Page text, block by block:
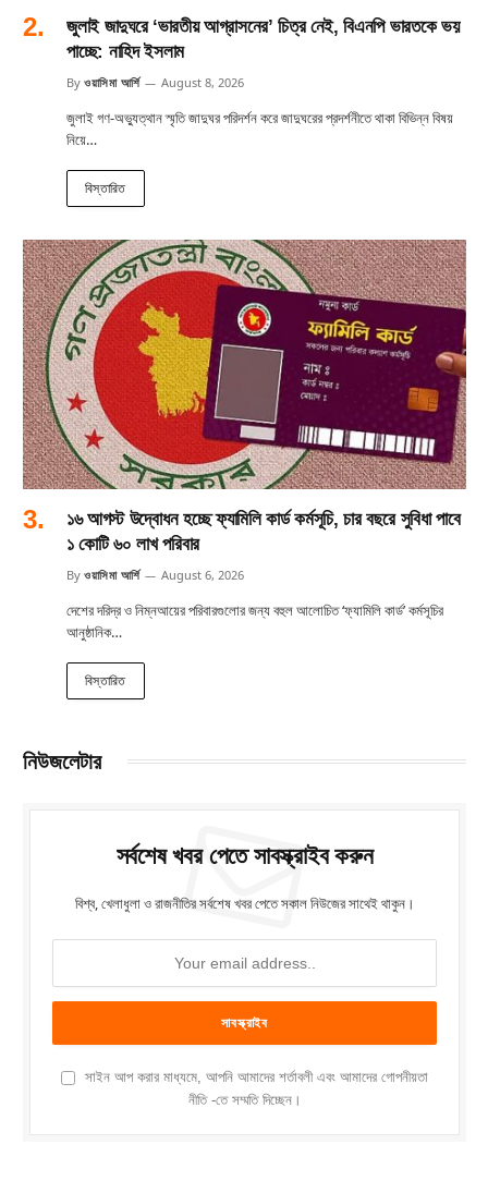
জুলাই জাদুঘরে ‘ভারতীয় আগ্রাসনের’ চিত্র নেই, বিএনপি ভারতকে ভয়
পাচ্ছে: নাহিদ ইসলাম
By ওয়াসিমা আর্শি August 8, 2026
জুলাই গণ-অভ্যুত্থান স্মৃতি জাদুঘর পরিদর্শন করে জাদুঘরের প্রদর্শনীতে থাকা বিভিন্ন বিষয়
নিয়ে…
বিস্তারিত
১৬ আগস্ট উদ্বোধন হচ্ছে ফ্যামিলি কার্ড কর্মসূচি, চার বছরে সুবিধা পাবে
১ কোটি ৬০ লাখ পরিবার
By ওয়াসিমা আর্শি August 6, 2026
দেশের দরিদ্র ও নিম্নআয়ের পরিবারগুলোর জন্য বহুল আলোচিত ‘ফ্যামিলি কার্ড’ কর্মসূচির
আনুষ্ঠানিক…
বিস্তারিত
নিউজলেটার
সর্বশেষ খবর পেতে সাবস্ক্রাইব করুন
বিশ্ব, খেলাধুলা ও রাজনীতির সর্বশেষ খবর পেতে সকাল নিউজের সাথেই থাকুন।
সাইন আপ করার মাধ্যমে, আপনি আমাদের শর্তাবলী এবং আমাদের গোপনীয়তা
নীতি -তে সম্মতি দিচ্ছেন।